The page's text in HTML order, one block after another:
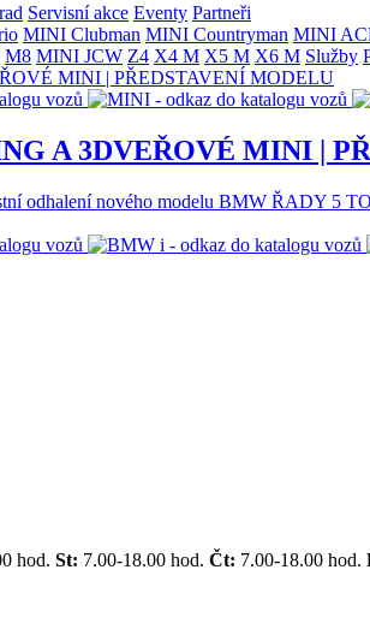
Servisní akce Eventy Partneři
MINI Clubman MINI Countryman MINI
M8 MINI JCW Z4 X4 M X5 M X6 M Služby
A 3DVEŘOVÉ MINI |
odhalení nového modelu BMW ŘADY 5
hod. St: 7.00-18.00 hod. Čt: 7.00-18.00 hod.